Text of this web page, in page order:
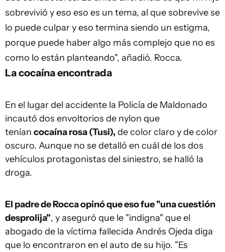
sobrevivió y eso eso es un tema, al que sobrevive se
lo puede culpar y eso termina siendo un estigma,
porque puede haber algo más complejo que no es
como lo están planteando", añadió. Rocca.
La cocaína encontrada
En el lugar del accidente la Policía de Maldonado
incautó dos envoltorios de nylon que
tenían cocaína rosa (Tusi), de color claro y de color
oscuro. Aunque no se detalló en cuál de los dos
vehículos protagonistas del siniestro, se halló la
droga.
El padre de Rocca opinó que eso fue "una cuestión
desprolija", y aseguró que le "indigna" que el
abogado de la víctima fallecida Andrés Ojeda diga
que lo encontraron en el auto de su hijo. "Es